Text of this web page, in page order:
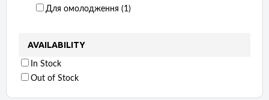
Для омолодження ‏ (1)
AVAILABILITY
In Stock
Out of Stock